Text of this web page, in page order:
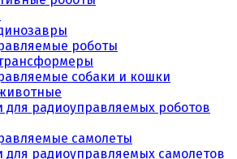
роботы
собаки и кошки
для радиоуправляемых роботов
самолеты
для радиоуправляемых самолетов